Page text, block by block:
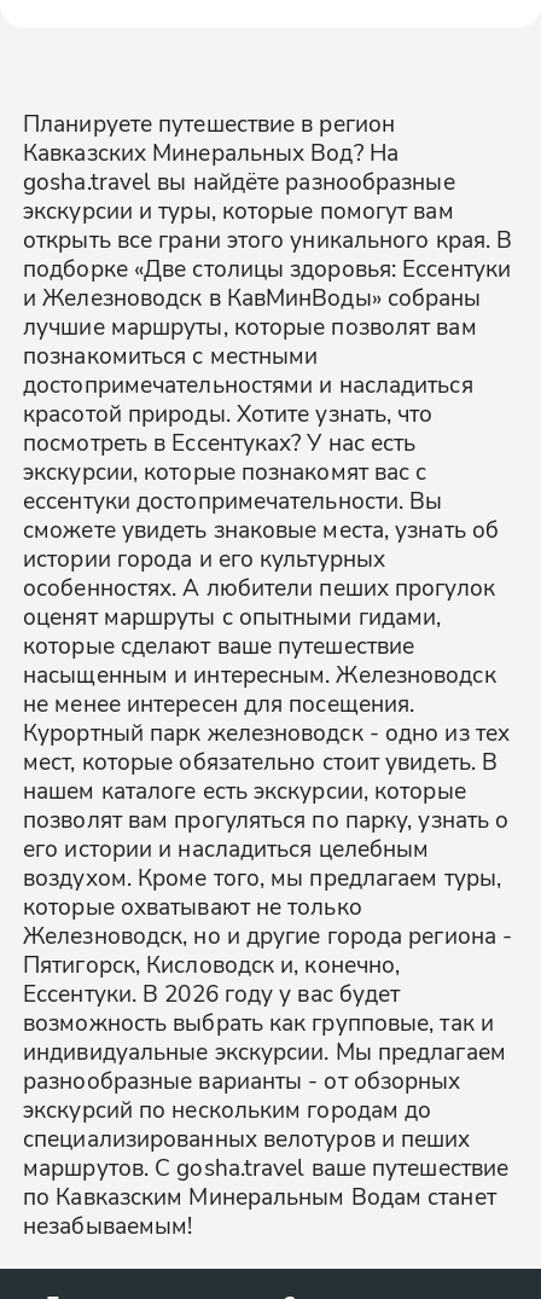
Планируете путешествие в регион
Кавказских Минеральных Вод? На
gosha.travel вы найдёте разнообразные
экскурсии и туры, которые помогут вам
открыть все грани этого уникального края. В
подборке «Две столицы здоровья: Ессентуки
и Железноводск в КавМинВоды» собраны
лучшие маршруты, которые позволят вам
познакомиться с местными
достопримечательностями и насладиться
красотой природы. Хотите узнать, что
посмотреть в Ессентуках? У нас есть
экскурсии, которые познакомят вас с
ессентуки достопримечательности. Вы
сможете увидеть знаковые места, узнать об
истории города и его культурных
особенностях. А любители пеших прогулок
оценят маршруты с опытными гидами,
которые сделают ваше путешествие
насыщенным и интересным. Железноводск
не менее интересен для посещения.
Курортный парк железноводск - одно из тех
мест, которые обязательно стоит увидеть. В
нашем каталоге есть экскурсии, которые
позволят вам прогуляться по парку, узнать о
его истории и насладиться целебным
воздухом. Кроме того, мы предлагаем туры,
которые охватывают не только
Железноводск, но и другие города региона -
Пятигорск, Кисловодск и, конечно,
Ессентуки. В 2026 году у вас будет
возможность выбрать как групповые, так и
индивидуальные экскурсии. Мы предлагаем
разнообразные варианты - от обзорных
экскурсий по нескольким городам до
специализированных велотуров и пеших
маршрутов. С gosha.travel ваше путешествие
по Кавказским Минеральным Водам станет
незабываемым!